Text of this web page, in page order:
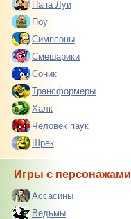
Папа Луи
Поу
Симпсоны
Смешарики
Соник
Трансформеры
Халк
Человек паук
Шрек
Игры с персонажами
Ассасины
Ведьмы